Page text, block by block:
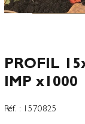
PROFIL
IMP x1000
Réf. :
SKU
1570825
1570825